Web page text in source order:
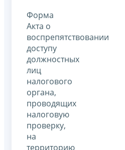
Форма
Акта о
воспрепятствовании
доступу
должностных
лиц
налогового
органа,
проводящих
налоговую
проверку,
на
территорию